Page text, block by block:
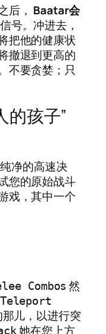
后， Baatar会
号。冲进去，
把他的健康状
撤退到更高的
不要贪婪；只
的孩子”
净的高速决
您的原始战斗
戏，其中一个
Combos 然
Teleport
儿，以进行突
她在您上方